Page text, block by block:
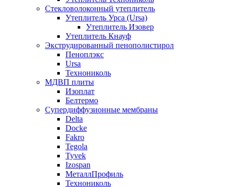
Стекловолоконный утеплитель
Утеплитель Урса (Ursa)
Утеплитель Изовер
Утеплитель Кнауф
Экструдированный пенополистирол
Пеноплэкс
Ursa
Технониколь
МДВП плиты
Изоплат
Белтермо
Супердиффузионные мембраны
Delta
Docke
Fakro
Tegola
Tyvek
Izospan
МеталлПрофиль
Технониколь